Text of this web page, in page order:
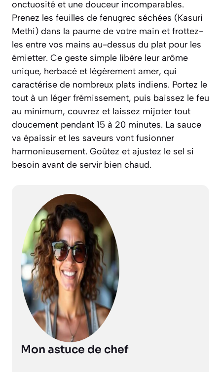
onctuosité et une douceur incomparables.
Prenez les feuilles de fenugrec séchées (Kasuri
Methi) dans la paume de votre main et frottez-
les entre vos mains au-dessus du plat pour les
émietter. Ce geste simple libère leur arôme
unique, herbacé et légèrement amer, qui
caractérise de nombreux plats indiens. Portez le
tout à un léger frémissement, puis baissez le feu
au minimum, couvrez et laissez mijoter tout
doucement pendant 15 à 20 minutes. La sauce
va épaissir et les saveurs vont fusionner
harmonieusement. Goûtez et ajustez le sel si
besoin avant de servir bien chaud.
Mon astuce de chef